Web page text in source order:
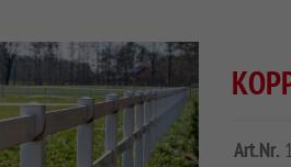
Art.Nr.